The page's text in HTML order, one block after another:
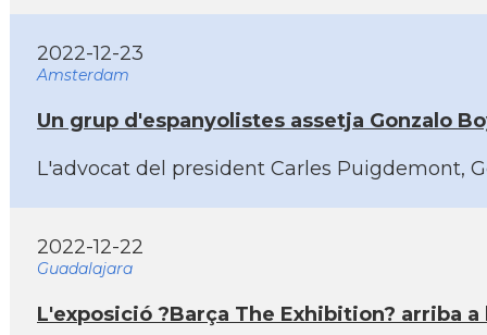
2022-12-23
Amsterdam
Un grup d'espanyolistes assetja Gonzalo
L'advocat del president Carles Puigdemont,
2022-12-22
Guadalajara
L'exposició ?Barça The Exhibition? arriba